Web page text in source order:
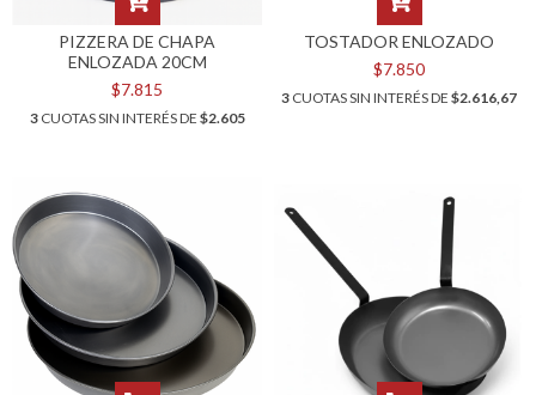
PIZZERA DE CHAPA
ENLOZADA 20CM
$7.815
3CUOTAS SIN INTERÉS DE $2.605
TOSTADOR ENLOZADO
$7.850
3 CUOTAS SIN INTERÉS DE $2.616,67